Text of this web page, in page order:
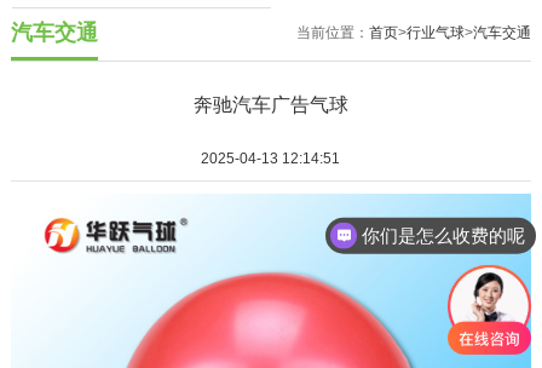
汽车交通 当前位置：首页>行业气球>汽车交通
奔驰汽车广告气球
2025-04-13 12:14:51
你们是怎么收费的呢
现在有优惠活动吗